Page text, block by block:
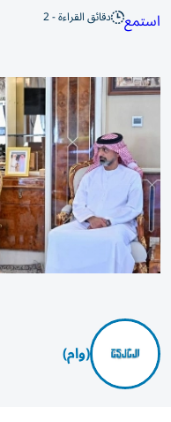
استمع دقائق القراءة - 2
(وام)